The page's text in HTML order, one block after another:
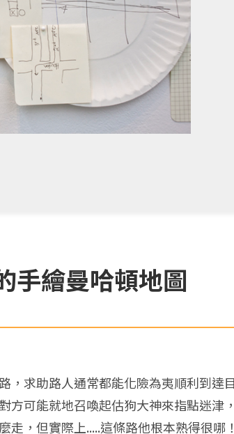
手繪曼哈頓地圖
，求助路人通常都能化險為夷順利到達
方可能就地召喚起估狗大神來指點迷津
走，但實際上.....這條路他根本熟得很哪